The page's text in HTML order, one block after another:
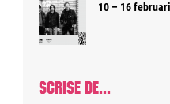
10 – 16
SCRISE DE...